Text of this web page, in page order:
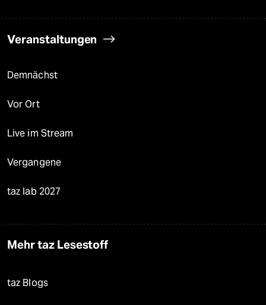
Veranstaltungen
Demnächst
Vor Ort
Live im Stream
Vergangene
taz lab 2027
Mehr taz Lesestoff
taz Blogs